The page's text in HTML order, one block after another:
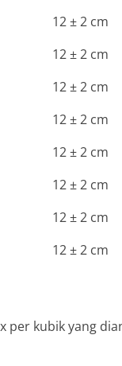
12 ± 2 cm
12 ± 2 cm
12 ± 2 cm
12 ± 2 cm
12 ± 2 cm
12 ± 2 cm
12 ± 2 cm
12 ± 2 cm
per kubik yang